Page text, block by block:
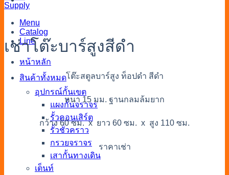
Menu
Catalog
Line
หน้าหลัก
สินค้าทั้งหมด
อุปกรณ์กั้นเขต
แผงกั้นจราจร
รั้วคอนเสิร์ต
รั้วชั่วคราว
กรวยจราจร
เสากั้นทางเดิน
เต็นท์
เช่าโต๊ะบาร์สูงสีดำ
โต๊ะสตูลบาร์สูง ท็อปดำ สีดำ
หนา 15 มม. ฐานกลมล้มยาก
กว้าง 60 ซม. x ยาว 60 ซม. x สูง 110 ซม.
ราคาเช่า